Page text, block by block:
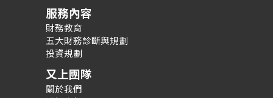
服務內容
財務教育
五大財務診斷與規劃
投資規劃
又上團隊
關於我們